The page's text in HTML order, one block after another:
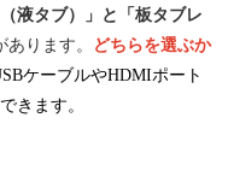
液タブ）」と「板タブレ
あります。
どちらを選ぶか
ケーブルやHDMIポート
きます。